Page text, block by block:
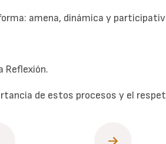
amena, dinámica y
Reflexión.
de estos procesos y el